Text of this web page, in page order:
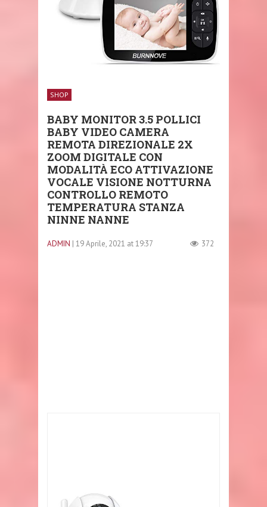
SHOP
BABY MONITOR 3.5 POLLICI
BABY VIDEO CAMERA
REMOTA DIREZIONALE 2X
ZOOM DIGITALE CON
MODALITÀ ECO ATTIVAZIONE
VOCALE VISIONE NOTTURNA
CONTROLLO REMOTO
TEMPERATURA STANZA
NINNE NANNE
ADMIN | 19 Aprile, 2021 at 19:37 372